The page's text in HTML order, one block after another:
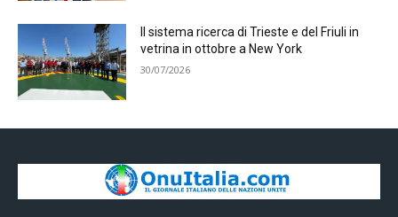
Il sistema ricerca di Trieste e del Friuli in
vetrina in ottobre a New York
30/07/2026